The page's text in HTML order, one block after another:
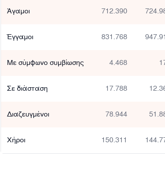
Άγαμοι 712.390
Έγγαμοι 831.768
Με σύμφωνο συμβίωσης 4.468
Σε διάσταση 17.788
Διαζευγμένοι 78.944
Χήροι 150.311